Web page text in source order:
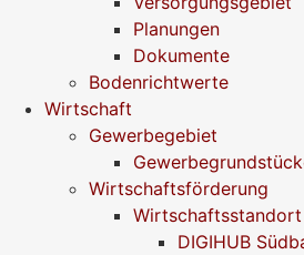
Planungen
Dokumente
Bodenrichtwerte
Wirtschaft
Gewerbegebiet
Wirtschaftsförderung
DIGIHUB